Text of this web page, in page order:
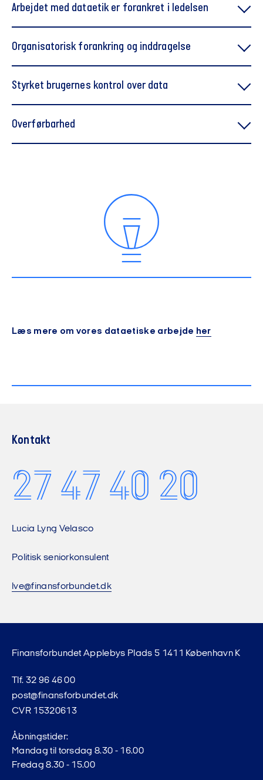
her
Arbejdet med dataetik er forankret i ledelsen
selskabet får de nødvendige processer og
procedurer til at identificere, vurdere og håndtere
selskabets politik, og der er fastlagt processer og
procedurer som træning og tests
direktionen tager ansvaret for, at væsentlige
dataetiske spørgsmål i forbindelse med
dataanvendelse og ny teknologi besluttes i
direktionen
Organisatorisk forankring og inddragelse
Styrket brugernes kontrol over data
Overførbarhed
Læs mere om vores dataetiske arbejde her
Kontakt
27 47 40 20
Lucia Lyng Velasco
Politisk seniorkonsulent
lve@finansforbundet.dk
Finansforbundet Applebys Plads 5 1411 København K
Tlf. 32 96 46 00
post@finansforbundet.dk
CVR 15320613
Åbningstider:
Mandag til torsdag 8.30 - 16.00
Fredag 8.30 - 15.00